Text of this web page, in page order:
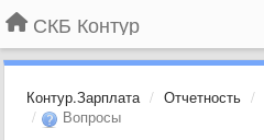
СКБ Контур
Контур.Зарплата Отчетность
Вопросы